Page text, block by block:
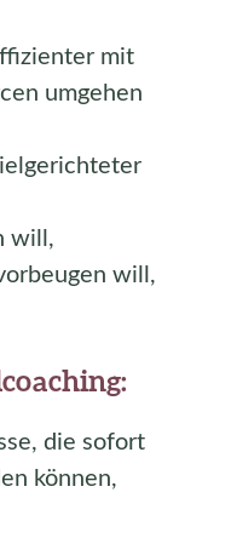
mit
umgehen
will,
will,
die sofort
können,